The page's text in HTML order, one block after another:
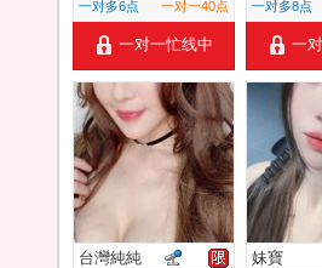
一对多6点 一对一40点
一对一忙线中
一对多8点
一
台灣純純 妹寶